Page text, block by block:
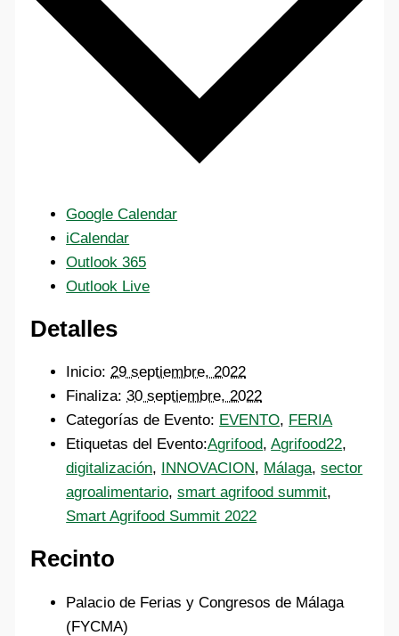
Google Calendar
iCalendar
Outlook 365
Outlook Live
Detalles
Inicio: 29 septiembre, 2022
Finaliza: 30 septiembre, 2022
Categorías de Evento: EVENTO, FERIA
Etiquetas del Evento:Agrifood,Agrifood22,
digitalización, INNOVACION, Málaga,sector
agroalimentario,smart agrifood summit,
Smart Agrifood Summit 2022
Recinto
Palacio de Ferias y Congresos de Málaga
(FYCMA)